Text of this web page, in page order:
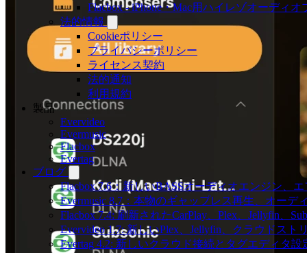
Flacbox - iPhone・Mac用ハイレゾオーディオ
法的情報
Cookieポリシー
プライバシーポリシー
ライセンス契約
法的通知
利用規約
製品
Evervideo
Evermusic
Flacbox
Evertag
ブログ
Flacbox 7.6：新しいBASSオーディオエンジン、
Evermusic 8.7：本物のギャップレス再生、オー
Flacbox 7.4: 刷新されたCarPlay、Plex、Jellyfin、
Evervideo 1.7: 新しいPlex、Jellyfin、クラウドス
Evertag 4.2: 新しいクラウド接続とタグエディタ設